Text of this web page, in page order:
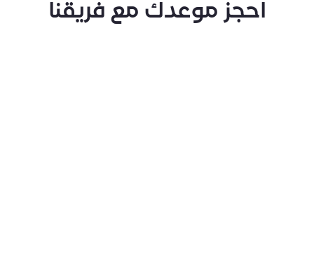
احجز موعدك مع فريقنا